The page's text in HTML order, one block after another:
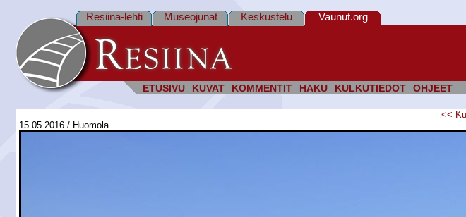
ETUSIVU KUVAT KOMMENTIT HAKU KULKUTIEDOT OHJEET
Resiina-lehti Museojunat Keskustelu Vaunut.org
<<
15.05.2016 / Huomola